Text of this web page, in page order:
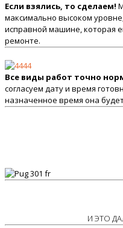
Если взялись, то сделаем!
максимально высоком
исправной машине, которая
ремонте.
Все виды работ точно
согласуем дату и время
назначенное время она
И ЭТО